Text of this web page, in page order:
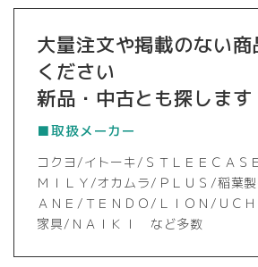
大量注文や掲載のない
ください
新品・中古とも探します
■取扱メーカー
コクヨ/イトーキ/ＳＴＬＥＥＣＡＳ
ＭＩＬＹ/オカムラ/ＰＬＵＳ/稲葉
ＡＮＥ/ＴＥＮＤＯ/ＬＩＯＮ/ＵＣ
家具/ＮＡＩＫＩ など多数